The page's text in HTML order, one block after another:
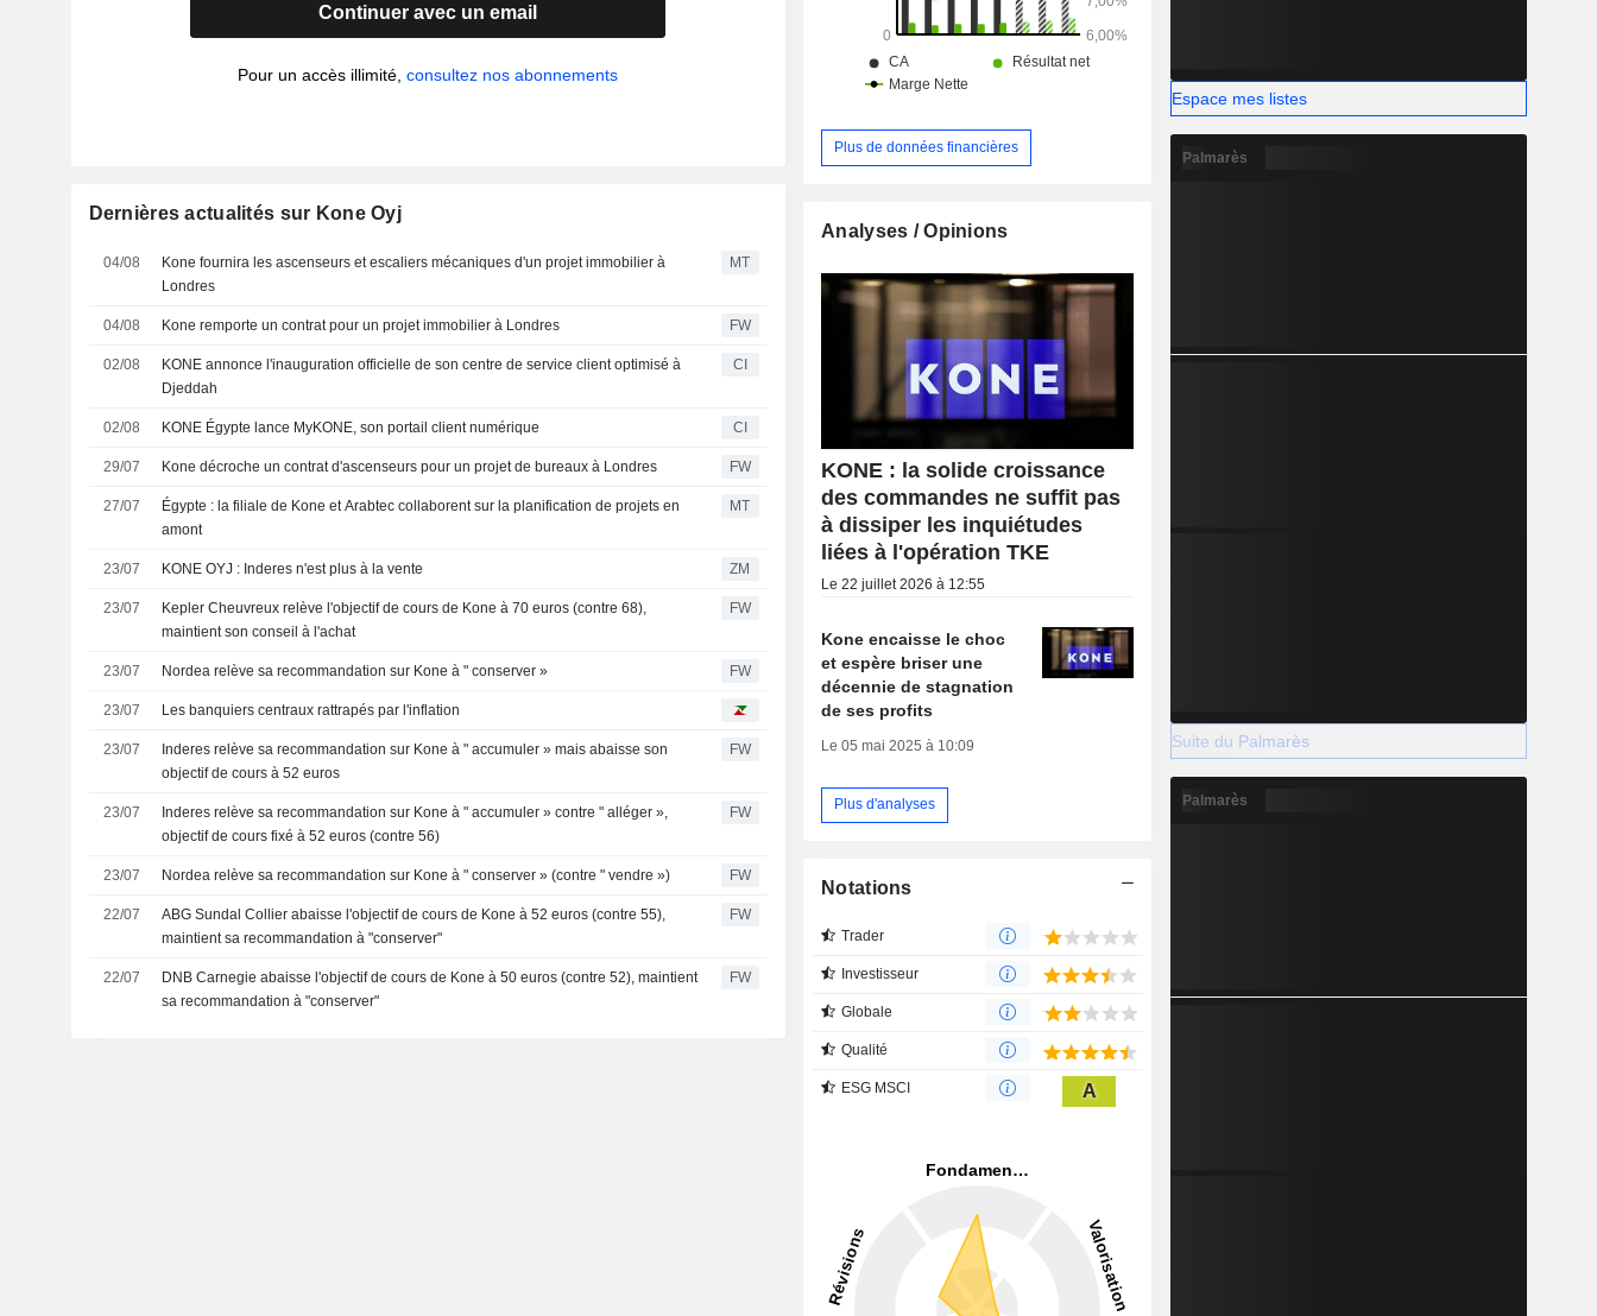
Continuer avec un email
Pour un accès illimité,consultez nos abonnements
Dernières actualités sur Kone Oyj
04/08
Kone fournira les ascenseurs et escaliers mécaniques d'un projet immobilier à
Londres
MT
04/08 Kone remporte un contrat pour un projet immobilier à Londres FW
02/08
KONE annonce l'inauguration officielle de son centre de service client optimisé à
Djeddah
CI
02/08 KONE Égypte lance MyKONE, son portail client numérique CI
29/07 Kone décroche un contrat d'ascenseurs pour un projet de bureaux à Londres FW
27/07
Égypte : la filiale de Kone et Arabtec collaborent sur la planification de projets en
amont
MT
23/07 KONE OYJ : Inderes n'est plus à la vente ZM
23/07
Kepler Cheuvreux relève l'objectif de cours de Kone à 70 euros (contre 68),
maintient son conseil à l'achat
FW
23/07 Nordea relève sa recommandation sur Kone à " conserver » FW
23/07 Les banquiers centraux rattrapés par l'inflation
23/07
Inderes relève sa recommandation sur Kone à " accumuler » mais abaisse son
objectif de cours à 52 euros
FW
23/07
Inderes relève sa recommandation sur Kone à " accumuler » contre " alléger »,
objectif de cours fixé à 52 euros (contre 56)
FW
23/07 Nordea relève sa recommandation sur Kone à " conserver » (contre " vendre ») FW
22/07
ABG Sundal Collier abaisse l'objectif de cours de Kone à 52 euros (contre 55),
maintient sa recommandation à "conserver"
FW
22/07
DNB Carnegie abaisse l'objectif de cours de Kone à 50 euros (contre 52), maintient
sa recommandation à "conserver"
FW
Plus de données financières
Analyses / Opinions
KONE : la solide croissance
des commandes ne suffit pas
à dissiper les inquiétudes
liées à l'opération TKE
Le 22 juillet 2026 à 12:55
Kone encaisse le choc
et espère briser une
décennie de stagnation
de ses profits
Le 05 mai 2025 à 10:09
Plus d'analyses
Notations
Trader
Investisseur
Globale
Qualité
ESG MSCI A
Espace mes listes
Palmarès
Suite du Palmarès
Palmarès